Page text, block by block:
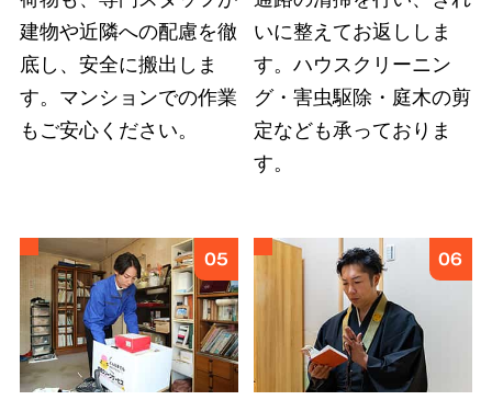
弊社では故人様とご依頼者様の想いに応えるこ
とを第一としています。遠方にお住まいのご親
族への形見分や遺品のご供養など、どのような
細かなご要望も遠慮せずにお伝えください。
6 あらゆる状況 に対応
建物や近隣への配慮を徹
底し、安全に搬出しま
す。マンションでの作業
もご安心ください。
いに整えてお返ししま
す。ハウスクリーニン
グ・害虫駆除・庭木の剪
定なども承っておりま
す。
05 06